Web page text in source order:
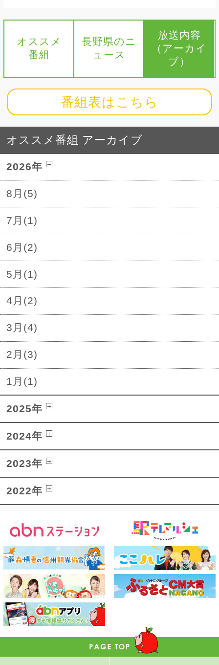
オススメ
番組
長野県のニ
ュース
放送内容
（アーカイ
ブ）
番組表はこちら
オススメ番組 アーカイブ
2026年
8月(5)
7月(1)
6月(2)
5月(1)
4月(2)
3月(4)
2月(3)
1月(1)
2025年
2024年
2023年
2022年